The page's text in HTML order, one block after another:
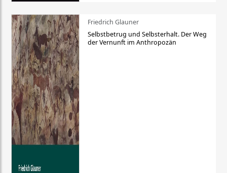
Friedrich Glauner
Selbstbetrug und Selbsterhalt. Der Weg
der Vernunft im Anthropozän